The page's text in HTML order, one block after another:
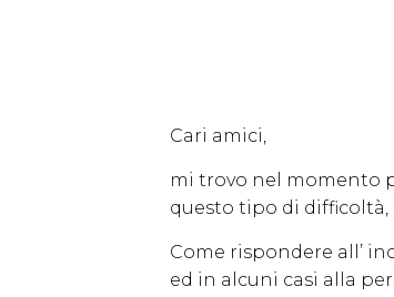
Cari amici,
mi trovo nel momento
questo tipo di difficoltà,
Come rispondere all’
ed in alcuni casi alla